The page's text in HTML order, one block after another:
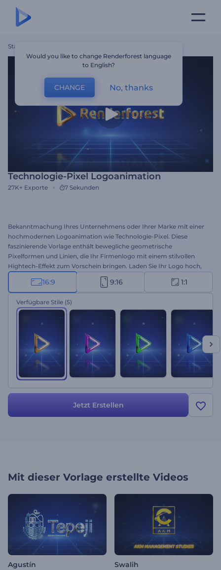
Startseite
Technologie-Pixel Logoanimation
27K+ Exporte 7 Sekunden
Bekanntmachung Ihres Unternehmens oder Ihrer Marke mit einer
hochmodernen Logoanimation wie Technologie-Pixel. Diese
faszinierende Vorlage enthält bewegliche geometrische
Pixelformen und Linien, die Ihr Firmenlogo mit einem stilvollen
Hightech-Effekt zum Vorschein bringen. Laden Sie Ihr Logo hoch,
geben Sie Ihren Slogan ein, und Sie erhalten mit wenigen Klicks eine
professionell animierte Logoanimation. Verwenden Sie es, um neue
technische Produkte, Unternehmen, Marken und viele weitere
kreative Projekte zu bewerben. Probieren Sie es jetzt aus!
16:9 9:16 1:1
Verfügbare Stile (5)
Jetzt Erstellen
Mit dieser Vorlage erstellte Videos
Agustín Swalih
Would you like to change Renderforest language
to English?
CHANGE No, thanks